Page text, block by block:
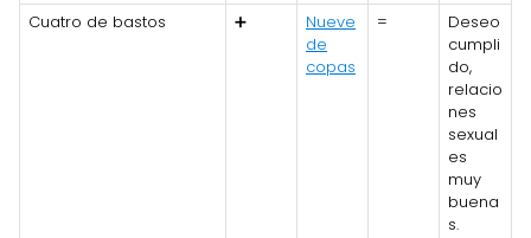
Cuatro de bastos
➕
Nueve
de
copas
=
Deseo
cumpli
do,
relacio
nes
sexual
es
muy
buena
s.